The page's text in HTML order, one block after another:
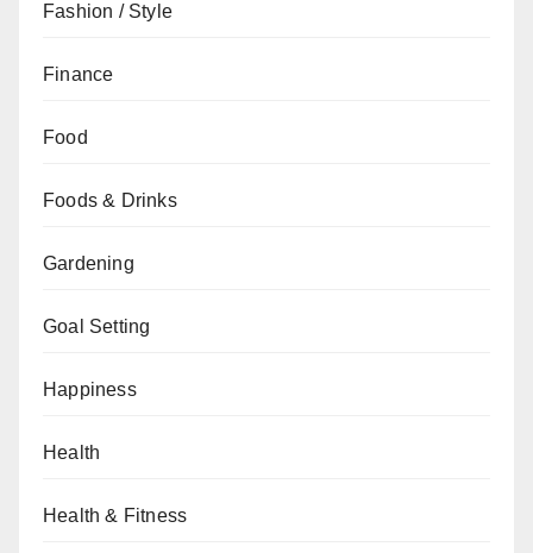
Fashion / Style
Finance
Food
Foods & Drinks
Gardening
Goal Setting
Happiness
Health
Health & Fitness